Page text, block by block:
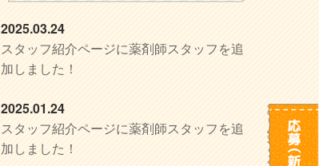
2025.03.24
スタッフ紹介ページに薬剤師スタッフを追
加しました！
2025.01.24
スタッフ紹介ページに薬剤師スタッフを追
加しました！